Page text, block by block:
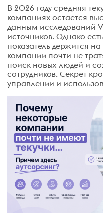
В 2026 году средняя
компаниях остается
данным исследований
источников. Однако
показатель держится на
компании почти не
поиск новых людей и
сотрудников. Секрет
управлении и